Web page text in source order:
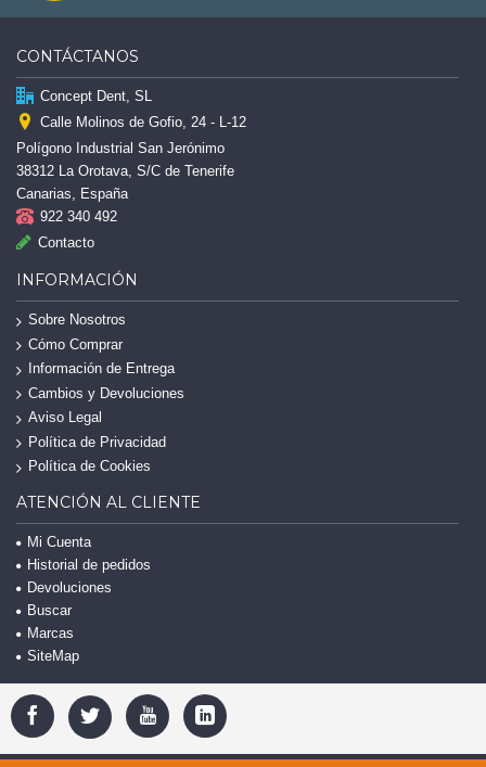
CONTÁCTANOS
Concept Dent, SL
Calle Molinos de Gofio, 24 - L-12
Polígono Industrial San Jerónimo
38312 La Orotava, S/C de Tenerife
Canarias, España
922 340 492
Contacto
INFORMACIÓN
Sobre Nosotros
Cómo Comprar
Información de Entrega
Cambios y Devoluciones
Aviso Legal
Política de Privacidad
Política de Cookies
ATENCIÓN AL CLIENTE
Mi Cuenta
Historial de pedidos
Devoluciones
Buscar
Marcas
SiteMap